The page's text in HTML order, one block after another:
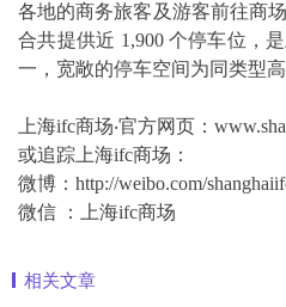
各地的商务旅客及游客前往商
合共提供近 1,900 个停车位，
一，宽敞的停车空间为同类型
上海ifc商场‧官方网页：
或追踪上海ifc商场：
微博：http://weibo.com/
微信 ：上海ifc商场
相关文章